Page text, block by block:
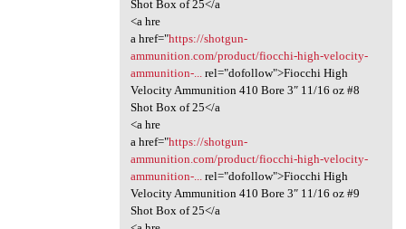
Shot Box of 25</a
<a hre
a href="https://shotgun-
ammunition.com/product/fiocchi-high-velocity-
ammunition-...rel="dofollow">Fiocchi High
Velocity Ammunition 410 Bore 3″ 11/16 oz #8
Shot Box of 25</a
<a hre
a href="https://shotgun-
ammunition.com/product/fiocchi-high-velocity-
ammunition-...rel="dofollow">Fiocchi High
Velocity Ammunition 410 Bore 3″ 11/16 oz #9
Shot Box of 25</a